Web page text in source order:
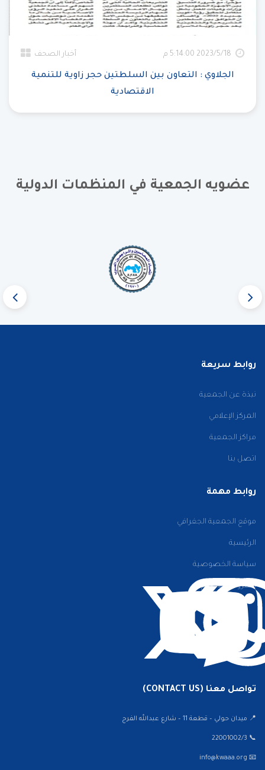
18‏‏/5‏‏/2023 5:14:00 م أخبار الصحف
الجلاوي : التعاون بين السلطتين حجر زاوية للتنمية
الاقتصادية
عضويه الجمعية في المنظمات الدولية
روابط سريعة
نبذة عن الجمعية
المركز الإعلامي
مراكز الجمعية
اتصل بنا
روابط مهمة
موقع الجمعية الجغرافي
الرئيسية
سياسة الخصوصية
الشروط والأحكام
تواصل معنا (CONTACT US)
📍 ميدان حولي – قطعة 11 – شارع عبدالله الفرج
📞 22001002/3
📧 info@kwaaa.org